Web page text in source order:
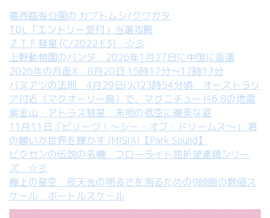
葛西臨海公園の カブトムシ/クワガタ
TDL「エントリー受付」当選攻略
ＺＴＦ彗星 (C/2022 E3) ☆彡
上野動物園のパンダ 2026年1月27日に中国に返還
2026年の月面X 8月20日 15時17分～17時17分
バヌアツの法則 4月29日(火)23時54分頃、オーストラリ
ア付近（マクオーリー島）で、マグニチュード6.8の地震
紫金山・アトラス彗星 未明の低空に優美な姿
11月11日「ビリーヴ！～シー・オブ・ドリームス～」 君
の願いが世界を輝かす (MISIA)【Park Sound】
ビクセンの伝説の名機 フローライト屈折望遠鏡シリー
ズ ☆彡
極上の星空 夜天光の明るさを測るための9段階の数値ス
ケール ボートルスケール